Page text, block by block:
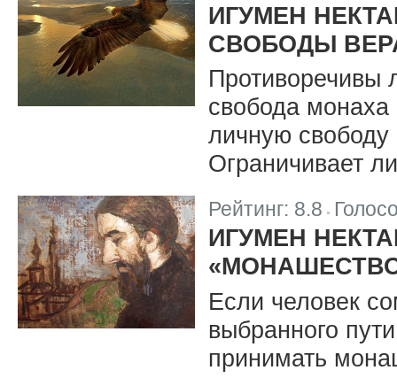
ИГУМЕН
СВОБОДЫ
Противоречивы
свобода монаха
личную
Ограничивает
Рейтинг: 8.8
ИГУМЕН
Если человек
выбранного
принимать